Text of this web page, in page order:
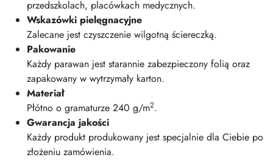
przedszkolach, placówkach medycznych.
Wskazówki pielęgnacyjne
Zalecane jest czyszczenie wilgotną ściereczką.
Pakowanie
Każdy parawan jest starannie zabezpieczony folią oraz
zapakowany w wytrzymały karton.
Materiał
Płótno o gramaturze 240 g/m2.
Gwarancja jakości
Każdy produkt produkowany jest specjalnie dla Ciebie po
złożeniu zamówienia.